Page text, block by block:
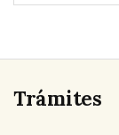
Trámites